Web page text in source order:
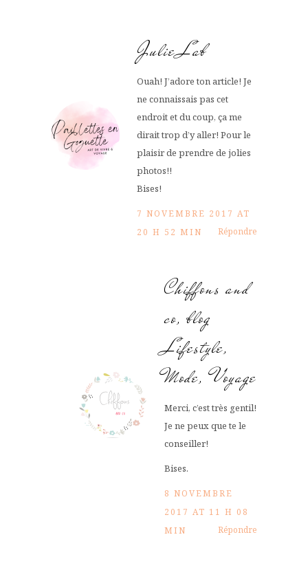
Julie Lab
Ouah! J’adore ton article! Je
ne connaissais pas cet
endroit et du coup, ça me
dirait trop d’y aller! Pour le
plaisir de prendre de jolies
photos!!
Bises!
7 NOVEMBRE 2017 AT
20 H 52 MIN
Répondre
Chiffons and
co, blog
Lifestyle,
Mode, Voyage
Merci, c’est très gentil!
Je ne peux que te le
conseiller!
Bises.
8 NOVEMBRE
2017 AT 11 H 08
MIN
Répondre